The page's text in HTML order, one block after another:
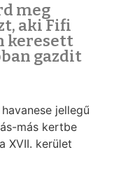
meg
aki Fifi
keresett
gazdit
jellegű
más kertbe
XVII. kerület